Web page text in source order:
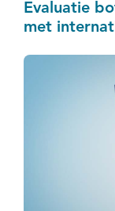
Evaluatie
met